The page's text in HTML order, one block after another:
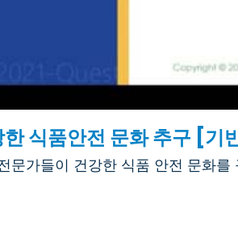
한 식품안전 문화 추구 [기
문가들이 건강한 식품 안전 문화